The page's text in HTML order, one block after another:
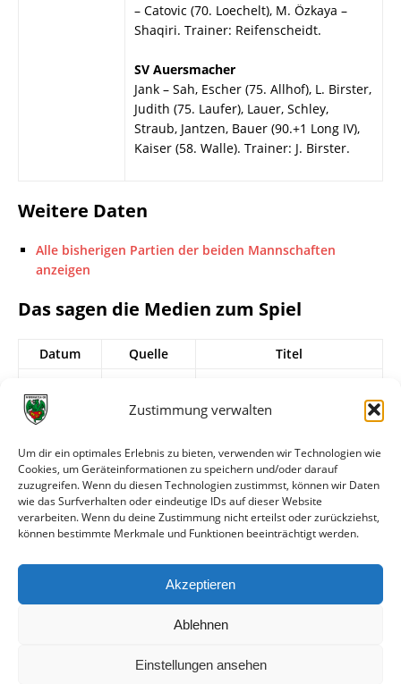
Zustimmung verwalten
Um dir ein optimales Erlebnis zu bieten, verwenden wir Technologien wie
Cookies, um Geräteinformationen zu speichern und/oder darauf
zuzugreifen. Wenn du diesen Technologien zustimmst, können wir Daten
wie das Surfverhalten oder eindeutige IDs auf dieser Website
verarbeiten. Wenn du deine Zustimmung nicht erteilst oder zurückziehst,
können bestimmte Merkmale und Funktionen beeinträchtigt werden.
Akzeptieren
Ablehnen
Einstellungen ansehen
– Catovic (70. Loechelt), M. Özkaya –
Shaqiri. Trainer: Reifenscheidt.
SV Auersmacher
Jank – Sah, Escher (75. Allhof), L. Birster,
Judith (75. Laufer), Lauer, Schley,
Straub, Jantzen, Bauer (90.+1 Long IV),
Kaiser (58. Walle). Trainer: J. Birster.
Weitere Daten
Alle bisherigen Partien der beiden Mannschaften
anzeigen
Das sagen die Medien zum Spiel
Datum Quelle
Titel
Offensivspektakel gegen
Auersmacher
04.05.2025
Nibelungen
Kurier
Fußball kann manchmal
grausam sein
03.05.2025
wormatia.de
Glücklicher Sieg in der
Nachspielzeit
»Kreativköpfe« naht